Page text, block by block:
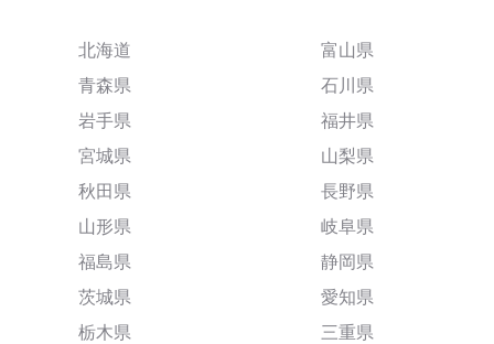
北海道
青森県
岩手県
宮城県
秋田県
山形県
福島県
茨城県
栃木県
富山県
石川県
福井県
山梨県
長野県
岐阜県
静岡県
愛知県
三重県